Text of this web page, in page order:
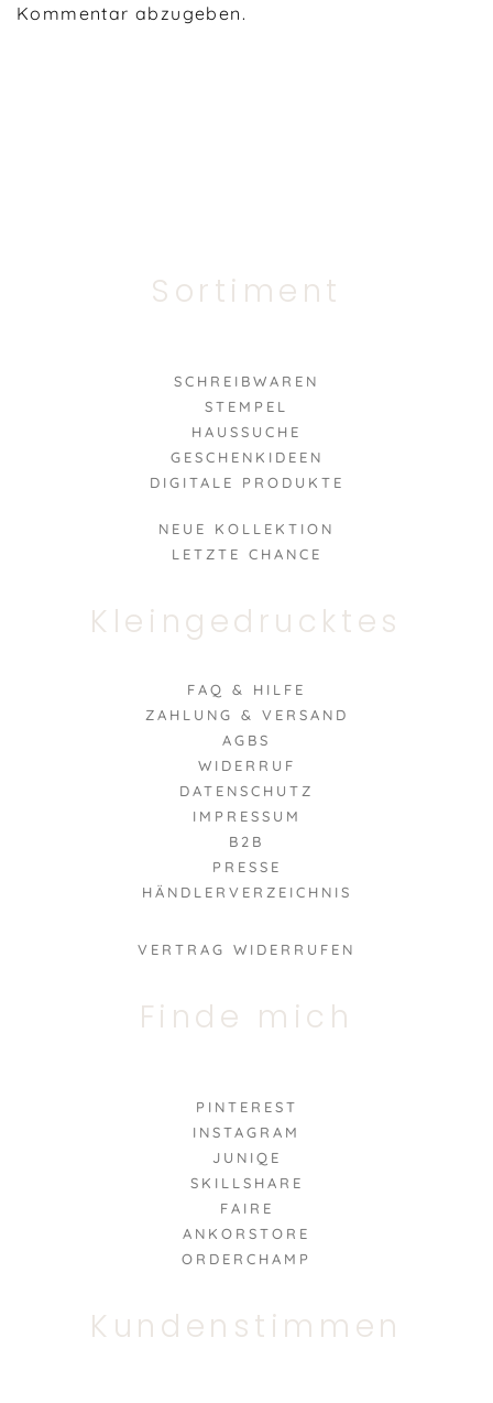
Kommentar abzugeben.
Sortiment
SCHREIBWAREN
STEMPEL
HAUSSUCHE
GESCHENKIDEEN
DIGITALE PRODUKTE
NEUE KOLLEKTION
LETZTE CHANCE
Kleingedrucktes
FAQ & HILFE
ZAHLUNG & VERSAND
AGBS
WIDERRUF
DATENSCHUTZ
IMPRESSUM
B2B
PRESSE
HÄNDLERVERZEICHNIS
VERTRAG WIDERRUFEN
Finde mich
PINTEREST
INSTAGRAM
JUNIQE
SKILLSHARE
FAIRE
ANKORSTORE
ORDERCHAMP
Kundenstimmen